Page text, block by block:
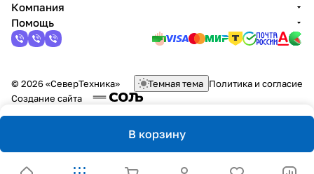
В корзину
Компания
Помощь
© 2026 «СеверТехника» Темная тема Политика и согласие
Создание сайта